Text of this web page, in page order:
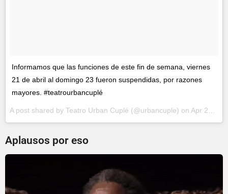
Informamos que las funciones de este fin de semana, viernes
21 de abril al domingo 23 fueron suspendidas, por razones
mayores. #teatrourbancuplé
A post shared by Teatro Urban Cuplé (@urbancuple) on Apr 21, 2017 at 7:06am PDT
Aplausos por eso